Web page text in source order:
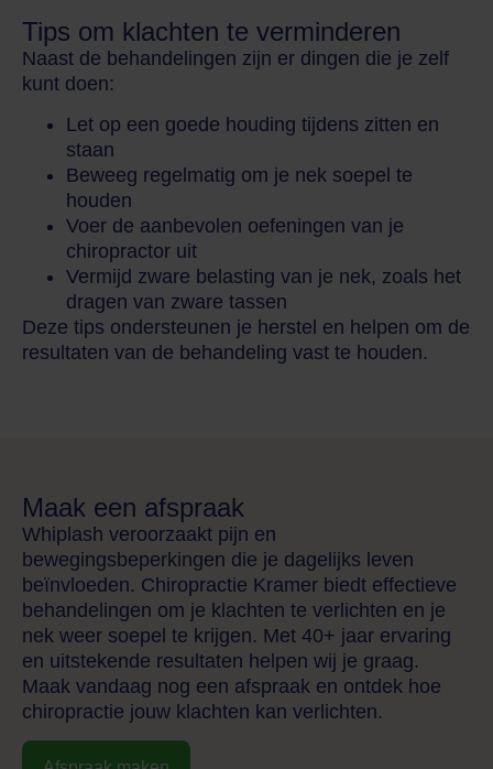
Tips om klachten te verminderen
Naast de behandelingen zijn er dingen die je zelf
kunt doen:
Let op een goede houding tijdens zitten en
staan
Beweeg regelmatig om je nek soepel te
houden
Voer de aanbevolen oefeningen van je
chiropractor uit
Vermijd zware belasting van je nek, zoals het
dragen van zware tassen
Deze tips ondersteunen je herstel en helpen om de
resultaten van de behandeling vast te houden.
Maak een afspraak
Whiplash veroorzaakt pijn en
bewegingsbeperkingen die je dagelijks leven
beïnvloeden. Chiropractie Kramer biedt effectieve
behandelingen om je klachten te verlichten en je
nek weer soepel te krijgen. Met 40+ jaar ervaring
en uitstekende resultaten helpen wij je graag.
Maak vandaag nog een afspraak en ontdek hoe
chiropractie jouw klachten kan verlichten.